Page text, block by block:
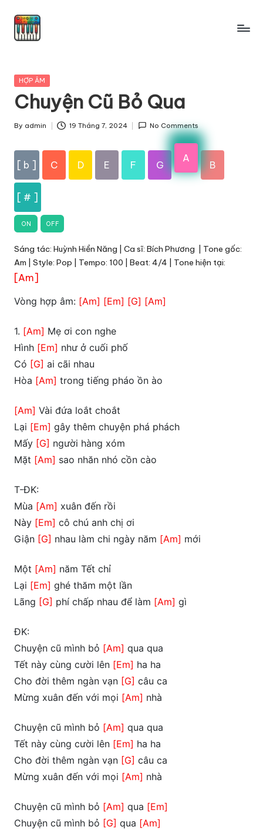
Skip
Posted
HỢP ÂM
Chuyện Cũ Bỏ Qua
Posted
By admin 19 Tháng 7, 2024 No Comments
[ b ] C D E F G
A
B
[ # ]
ON OFF
Sáng tác: Huỳnh Hiền Năng | Ca sĩ: Bích Phương | Tone gốc:
Am | Style: Pop | Tempo: 100 | Beat: 4/4 | Tone hiện tại:
[Am]
Vòng hợp âm: [Am] [Em] [G] [Am]
1. [Am] Mẹ ơi con nghe
Hình [Em] như ở cuối phố
Có [G] ai cãi nhau
Hòa [Am] trong tiếng pháo ồn ào
[Am] Vài đứa loắt choắt
Lại [Em] gây thêm chuyện phá phách
Mấy [G] người hàng xóm
Mặt [Am] sao nhăn nhó cồn cào
T-ĐK:
Mùa [Am] xuân đến rồi
Này [Em] cô chú anh chị ơi
Giận [G] nhau làm chi ngày năm [Am] mới
Một [Am] năm Tết chỉ
Lại [Em] ghé thăm một lần
Lãng [G] phí chấp nhau để làm [Am] gì
ĐK:
Chuyện cũ mình bỏ [Am] qua qua
Tết này cùng cười lên [Em] ha ha
Cho đời thêm ngàn vạn [G] câu ca
Mừng xuân đến với mọi [Am] nhà
Chuyện cũ mình bỏ [Am] qua qua
Tết này cùng cười lên [Em] ha ha
Cho đời thêm ngàn vạn [G] câu ca
Mừng xuân đến với mọi [Am] nhà
Chuyện cũ mình bỏ [Am] qua [Em]
Chuyện cũ mình bỏ [G] qua [Am]